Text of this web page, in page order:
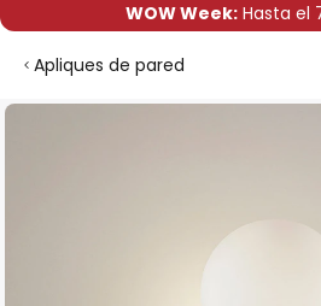
WOW Week: Hasta el
Apliques de pared
Saltar